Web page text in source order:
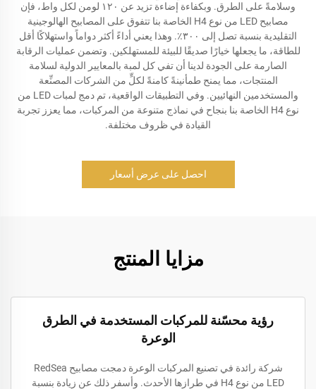
وسلامةً على الطرق. وبكفاءة إضاءة تزيد عن ١٢٠ لومن لكل واط، فإن
مصابيح LED من نوع H4 الخاصة بنا تتفوق على المصابيح الهالوجينية
التقليدية بنسبة تصل إلى ٣٠٠٪. وهذا يعني أداءً أكثر دواماً واستهلاكًا أقل
للطاقة، ما يجعلها خيارًا صديقًا للبيئة للمستهلكين. وتضمن عمليات الرقابة
الصارمة على الجودة لدينا أن تفي كل لمبة بالمعايير الدولية لسلامة
المنتجات، مما يمنح طمأنينةً كامنةً لكلٍّ من الشركات المصنِّعة
والمستخدمين النهائيين. وفي التطبيقات الواقعية، تم دمج لمبات LED من
نوع H4 الخاصة بنا بنجاح في نماذج متنوعة من المركبات، مما يعزز تجربة
القيادة في ظروف مختلفة.
احصل على عرض أسعار
مزايا المنتج
رؤية محسّنة للمركبات المستخدمة في الطرق
الوعرة
شركة رائدة في تصنيع المركبات الوعرة دمجت مصابيح RedSea
LED من نوع H4 في طرازها الأحدث. وأسفر ذلك عن زيادة بنسبة